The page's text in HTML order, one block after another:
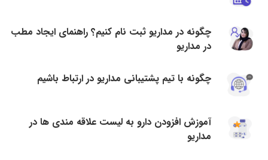
چگونه در مداریو ثبت نام کنیم؟ راهنمای ایجاد مطب
در مداریو
چگونه با تیم پشتیبانی مداریو در ارتباط باشیم
آموزش افزودن دارو به لیست علاقه مندی ها در
مداریو